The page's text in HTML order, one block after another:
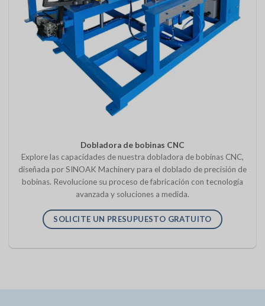
Dobladora de bobinas CNC
Explore las capacidades de nuestra dobladora de bobinas CNC,
diseñada por SINOAK Machinery para el doblado de precisión de
bobinas. Revolucione su proceso de fabricación con tecnología
avanzada y soluciones a medida.
SOLICITE UN PRESUPUESTO GRATUITO